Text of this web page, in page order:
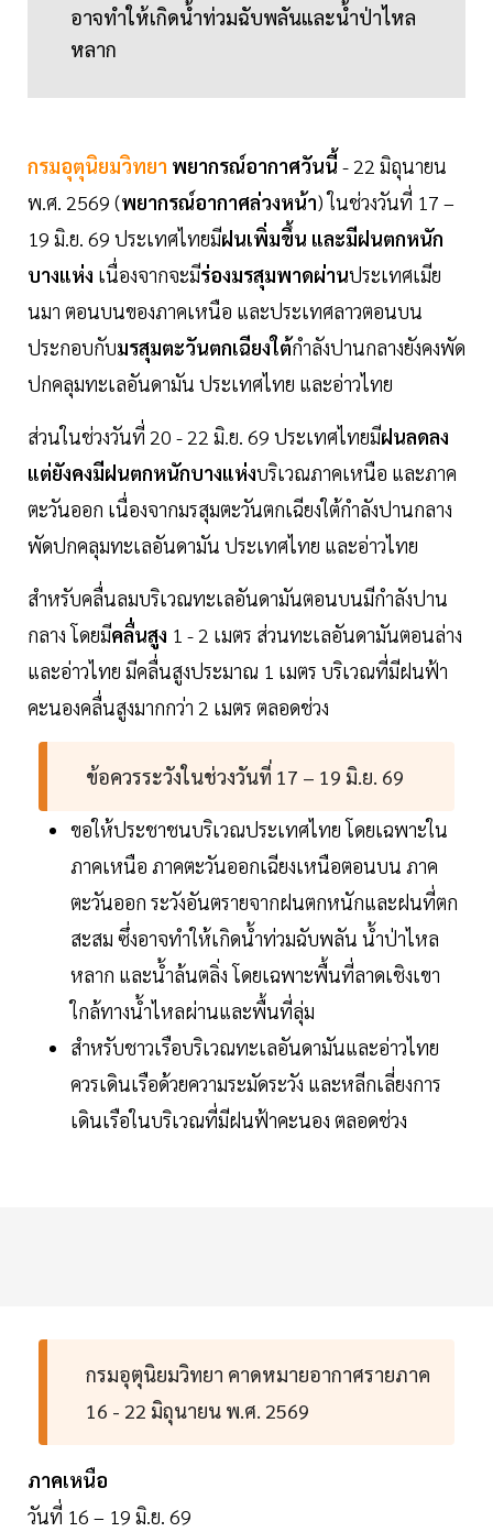
อาจทำให้เกิดน้ำท่วมฉับพลันและน้ำป่าไหล
หลาก
กรมอุตุนิยมวิทยา พยากรณ์อากาศวันนี้ - 22 มิถุนายน
พ.ศ. 2569 (พยากรณ์อากาศล่วงหน้า) ในช่วงวันที่ 17 –
19 มิ.ย. 69 ประเทศไทยมีฝนเพิ่มขึ้น และมีฝนตกหนัก
บางแห่ง เนื่องจากจะมีร่องมรสุมพาดผ่านประเทศเมีย
นมา ตอนบนของภาคเหนือ และประเทศลาวตอนบน
ประกอบกับมรสุมตะวันตกเฉียงใต้กำลังปานกลางยังคงพัด
ปกคลุมทะเลอันดามัน ประเทศไทย และอ่าวไทย
ส่วนในช่วงวันที่ 20 - 22 มิ.ย. 69 ประเทศไทยมีฝนลดลง
แต่ยังคงมีฝนตกหนักบางแห่งบริเวณภาคเหนือ และภาค
ตะวันออก เนื่องจากมรสุมตะวันตกเฉียงใต้กำลังปานกลาง
พัดปกคลุมทะเลอันดามัน ประเทศไทย และอ่าวไทย
สำหรับคลื่นลมบริเวณทะเลอันดามันตอนบนมีกำลังปาน
กลาง โดยมีคลื่นสูง 1 - 2 เมตร ส่วนทะเลอันดามันตอนล่าง
และอ่าวไทย มีคลื่นสูงประมาณ 1 เมตร บริเวณที่มีฝนฟ้า
คะนองคลื่นสูงมากกว่า 2 เมตร ตลอดช่วง
ข้อควรระวังในช่วงวันที่ 17 – 19 มิ.ย. 69
ขอให้ประชาชนบริเวณประเทศไทย โดยเฉพาะใน
ภาคเหนือ ภาคตะวันออกเฉียงเหนือตอนบน ภาค
ตะวันออก ระวังอันตรายจากฝนตกหนักและฝนที่ตก
สะสม ซึ่งอาจทำให้เกิดน้ำท่วมฉับพลัน น้ำป่าไหล
หลาก และน้ำล้นตลิ่ง โดยเฉพาะพื้นที่ลาดเชิงเขา
ใกล้ทางน้ำไหลผ่านและพื้นที่ลุ่ม
สำหรับชาวเรือบริเวณทะเลอันดามันและอ่าวไทย
ควรเดินเรือด้วยความระมัดระวัง และหลีกเลี่ยงการ
เดินเรือในบริเวณที่มีฝนฟ้าคะนอง ตลอดช่วง
กรมอุตุนิยมวิทยา คาดหมายอากาศรายภาค
16 - 22 มิถุนายน พ.ศ. 2569
ภาคเหนือ
วันที่ 16 – 19 มิ.ย. 69